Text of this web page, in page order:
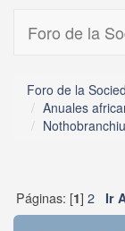
Foro de la
Foro de la
Anuales
Páginas: [1] 2 Ir